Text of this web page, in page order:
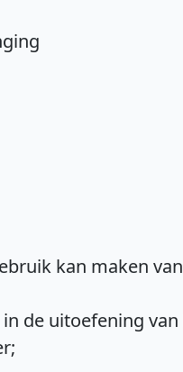
kan maken
de uitoefening